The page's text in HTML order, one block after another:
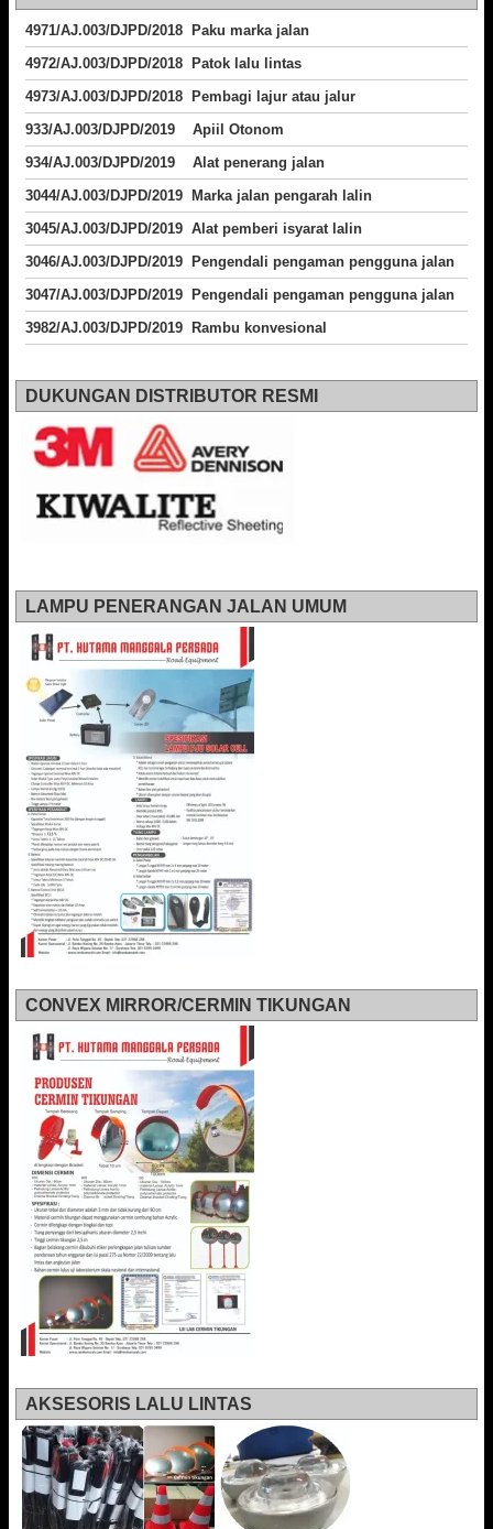
4971/AJ.003/DJPD/2018 Paku marka jalan
4972/AJ.003/DJPD/2018 Patok lalu lintas
4973/AJ.003/DJPD/2018
Pembagi lajur atau jalur
933/AJ.003/DJPD/2019 Apiil Otonom
934/AJ.003/DJPD/2019 Alat penerang jalan
3044/AJ.003/DJPD/2019 Marka jalan pengarah lalin
3045/AJ.003/DJPD/2019 Alat pemberi isyarat lalin
3046/AJ.003/DJPD/2019 Pengendali pengaman pengguna jalan
3047/AJ.003/DJPD/2019 Pengendali pengaman pengguna jalan
3982/AJ.003/DJPD/2019 Rambu konvesional
DUKUNGAN DISTRIBUTOR RESMI
LAMPU PENERANGAN JALAN UMUM
CONVEX MIRROR/CERMIN TIKUNGAN
AKSESORIS LALU LINTAS